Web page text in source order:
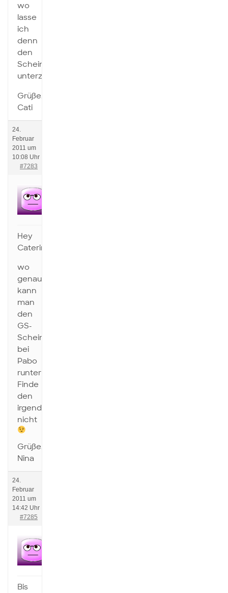
wo
lasse
ich
denn
den
Schein
unterzeichnen?
Grüße,
Cati
24.
Februar
2011 um
10:08 Uhr
#7283
Hey
Caterina,
wo
genau
kann
man
den
GS-
Schein
bei
Pabo
runterladen?
Finde
den
irgendwie
nicht
Grüße,
Nina
24.
Februar
2011 um
14:42 Uhr
#7285
Bis